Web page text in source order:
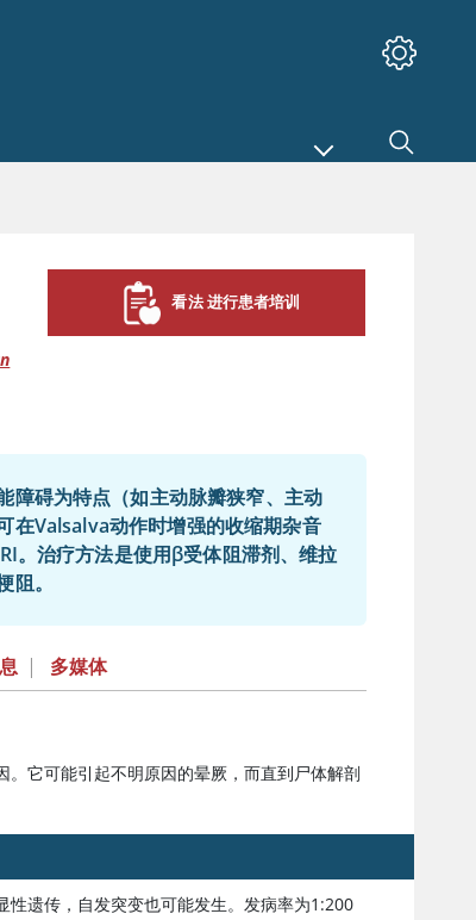
看法 进行患者培训
障碍为特点（如主动脉瓣狭窄、主动
在Valsalva动作时增强的收缩期杂音
。治疗方法是使用β受体阻滞剂、维拉
。
| 多媒体
。它可能引起不明原因的晕厥，而直到尸体解剖
性遗传，自发突变也可能发生。发病率为1:200